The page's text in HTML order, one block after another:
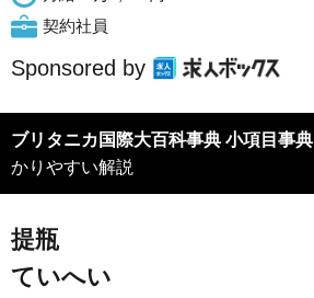
契約社員
Sponsored by
ブリタニカ国際大百科事典 小項目事典
かりやすい解説
提瓶
ていへい